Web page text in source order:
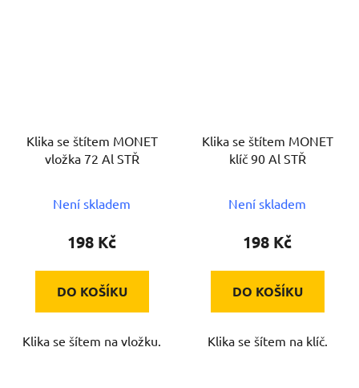
Klika se štítem MONET
vložka 72 Al STŘ
Není skladem
198 Kč
DO KOŠÍKU
Klika se šítem na vložku.
Klika se štítem MONET
klíč 90 Al STŘ
Není skladem
198 Kč
DO KOŠÍKU
Klika se šítem na klíč.